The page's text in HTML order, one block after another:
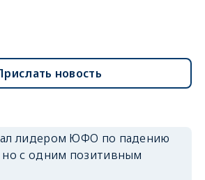
новость
лидером ЮФО по падению
но с одним позитивным